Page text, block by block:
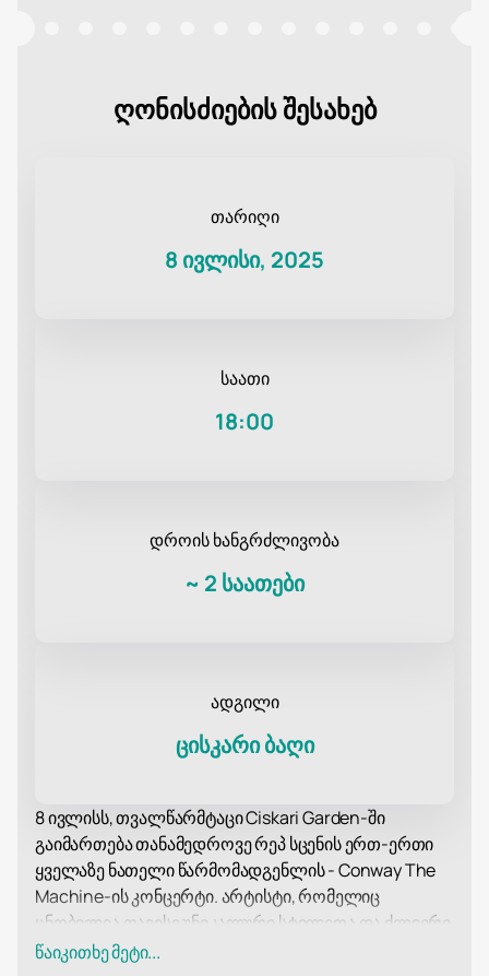
ღონისძიების შესახებ
თარიღი
8 ივლისი, 2025
საათი
18:00
დროის ხანგრძლივობა
~ 2 საათები
ადგილი
ცისკარი ბაღი
8 ივლისს, თვალწარმტაცი Ciskari Garden-ში
გაიმართება თანამედროვე რეპ სცენის ერთ-ერთი
ყველაზე ნათელი წარმომადგენლის - Conway The
Machine-ის კონცერტი. არტისტი, რომელიც
ცნობილია თავისი უნიკალური სტილითა და ძლიერი
ტექსტებით, ნიუ-იორკის ანდერგრაუნდის
წაიკითხე მეტი...